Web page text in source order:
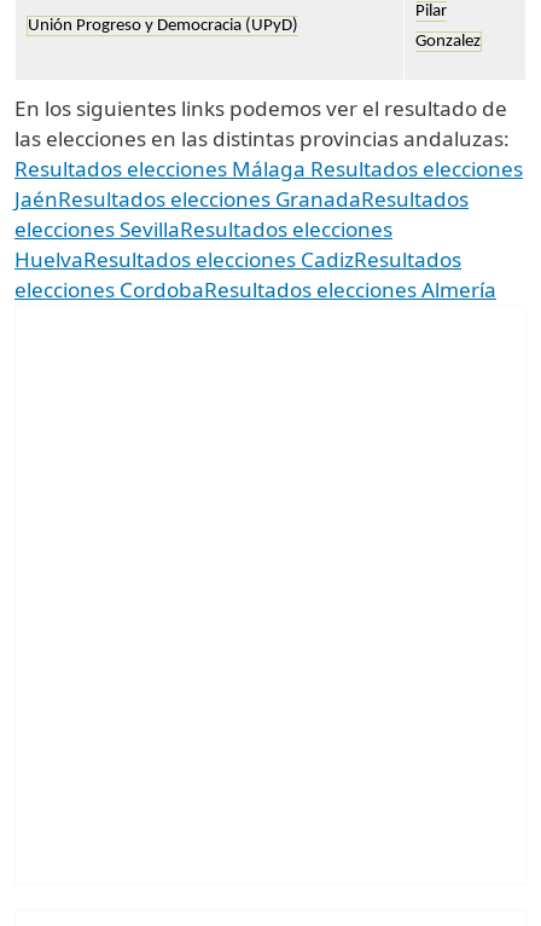
Unión Progreso y Democracia (UPyD)
Pilar
Gonzalez
En los siguientes links podemos ver el resultado de
las elecciones en las distintas provincias andaluzas:
Resultados elecciones Málaga Resultados elecciones
JaénResultados elecciones GranadaResultados
elecciones SevillaResultados elecciones
HuelvaResultados elecciones CadizResultados
elecciones CordobaResultados elecciones Almería